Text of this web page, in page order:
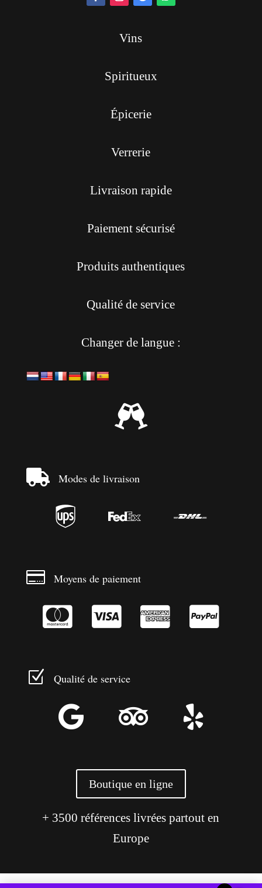
Vins
Spiritueux
Épicerie
Verrerie
Livraison rapide
Paiement sécurisé
Produits authentiques
Qualité de service
Changer de langue :

 Modes de livraison
  
 Moyens de paiement
   
Z Qualité de service
  
Boutique en ligne
+ 3500 références livrées partout en
Europe